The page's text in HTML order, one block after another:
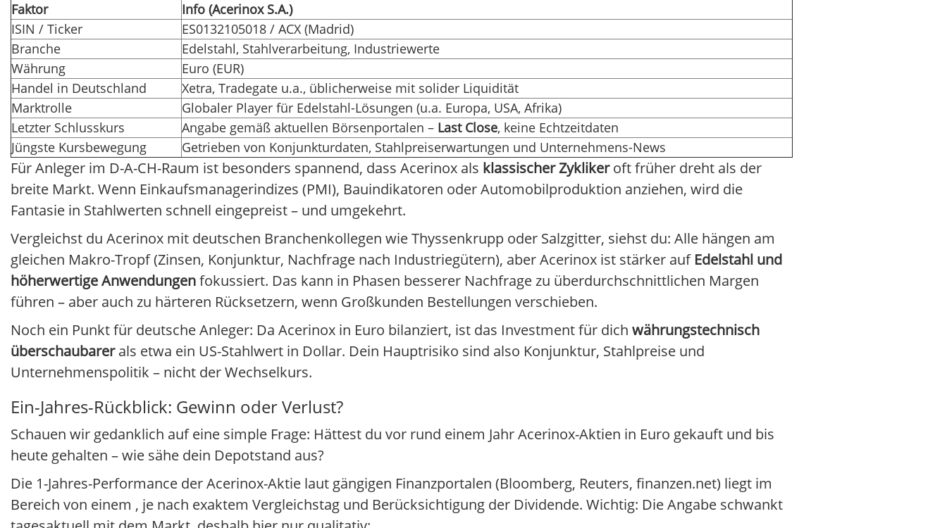
Faktor
Info (Acerinox S.A.)
ISIN / Ticker
ES0132105018 / ACX (Madrid)
Branche
Edelstahl, Stahlverarbeitung, Industriewerte
Währung
Euro (EUR)
Handel in Deutschland
Xetra, Tradegate u.a., üblicherweise mit solider Liquidität
Marktrolle
Globaler Player für Edelstahl-Lösungen (u.a. Europa, USA, Afrika)
Letzter Schlusskurs
Angabe gemäß aktuellen Börsenportalen – Last Close, keine Echtzeitdaten
Jüngste Kursbewegung
Getrieben von Konjunkturdaten, Stahlpreiserwartungen und Unternehmens-News
Für Anleger im D-A-CH-Raum ist besonders spannend, dass Acerinox als klassischer Zyklikeroft früher dreht als der
breite Markt. Wenn Einkaufsmanagerindizes (PMI), Bauindikatoren oder Automobilproduktion anziehen, wird die
Fantasie in Stahlwerten schnell eingepreist – und umgekehrt.
Vergleichst du Acerinox mit deutschen Branchenkollegen wie Thyssenkrupp oder Salzgitter, siehst du: Alle hängen am
gleichen Makro-Tropf (Zinsen, Konjunktur, Nachfrage nach Industriegütern), aber Acerinox ist stärker auf Edelstahl und
höherwertige Anwendungenfokussiert. Das kann in Phasen besserer Nachfrage zu überdurchschnittlichen Margen
führen – aber auch zu härteren Rücksetzern, wenn Großkunden Bestellungen verschieben.
Noch ein Punkt für deutsche Anleger: Da Acerinox in Euro bilanziert, ist das Investment für dich währungstechnisch
überschaubarerals etwa ein US-Stahlwert in Dollar. Dein Hauptrisiko sind also Konjunktur, Stahlpreise und
Unternehmenspolitik – nicht der Wechselkurs.
Ein-Jahres-Rückblick: Gewinn oder Verlust?
Schauen wir gedanklich auf eine simple Frage: Hättest du vor rund einem Jahr Acerinox-Aktien in Euro gekauft und bis
heute gehalten – wie sähe dein Depotstand aus?
Die 1-Jahres-Performance der Acerinox-Aktie laut gängigen Finanzportalen (Bloomberg, Reuters, finanzen.net) liegt im
Bereich von einem , je nach exaktem Vergleichstag und Berücksichtigung der Dividende. Wichtig: Die Angabe schwankt